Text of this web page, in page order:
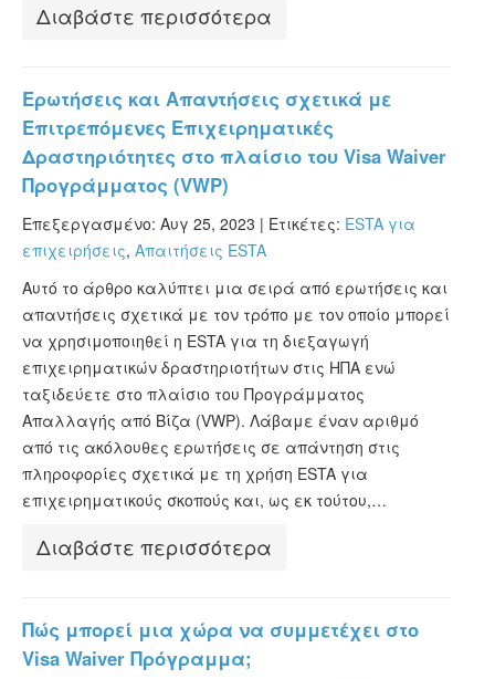
Διαβάστε περισσότερα
Ερωτήσεις και Απαντήσεις σχετικά με
Επιτρεπόμενες Επιχειρηματικές
Δραστηριότητες στο πλαίσιο του Visa Waiver
Προγράμματος (VWP)
Επεξεργασμένο: Αυγ 25, 2023 | Ετικέτες: ESTA για
επιχειρήσεις, Απαιτήσεις ESTA
Αυτό το άρθρο καλύπτει μια σειρά από ερωτήσεις και
απαντήσεις σχετικά με τον τρόπο με τον οποίο μπορεί
να χρησιμοποιηθεί η ESTA για τη διεξαγωγή
επιχειρηματικών δραστηριοτήτων στις ΗΠΑ ενώ
ταξιδεύετε στο πλαίσιο του Προγράμματος
Απαλλαγής από Βίζα (VWP). Λάβαμε έναν αριθμό
από τις ακόλουθες ερωτήσεις σε απάντηση στις
πληροφορίες σχετικά με τη χρήση ESTA για
επιχειρηματικούς σκοπούς και, ως εκ τούτου,…
Διαβάστε περισσότερα
Πώς μπορεί μια χώρα να συμμετέχει στο
Visa Waiver Πρόγραμμα;